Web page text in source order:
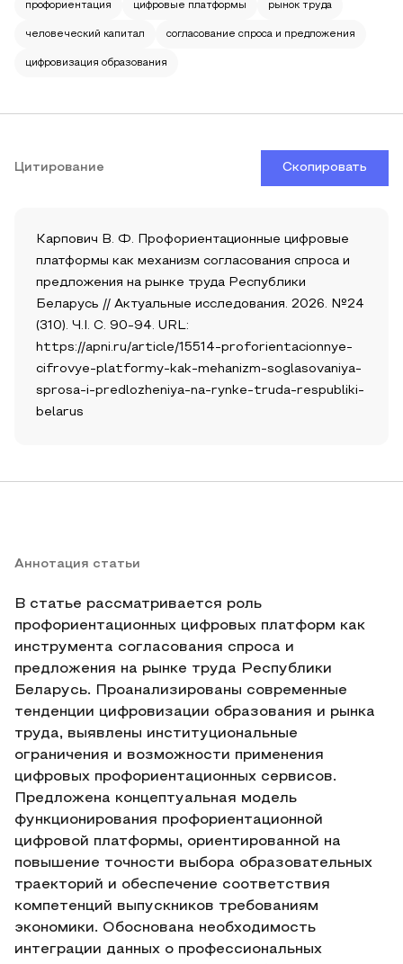
профориентация цифровые платформы рынок труда
человеческий капитал согласование спроса и предложения
цифровизация образования
Цитирование Скопировать
Карпович В. Ф. Профориентационные цифровые
платформы как механизм согласования спроса и
предложения на рынке труда Республики
Беларусь // Актуальные исследования. 2026. №24
(310). Ч.I. С. 90-94. URL:
https://apni.ru/article/15514-proforientacionnye-
cifrovye-platformy-kak-mehanizm-soglasovaniya-
sprosa-i-predlozheniya-na-rynke-truda-respubliki-
belarus
Аннотация статьи
В статье рассматривается роль
профориентационных цифровых платформ как
инструмента согласования спроса и
предложения на рынке труда Республики
Беларусь. Проанализированы современные
тенденции цифровизации образования и рынка
труда, выявлены институциональные
ограничения и возможности применения
цифровых профориентационных сервисов.
Предложена концептуальная модель
функционирования профориентационной
цифровой платформы, ориентированной на
повышение точности выбора образовательных
траекторий и обеспечение соответствия
компетенций выпускников требованиям
экономики. Обоснована необходимость
интеграции данных о профессиональных